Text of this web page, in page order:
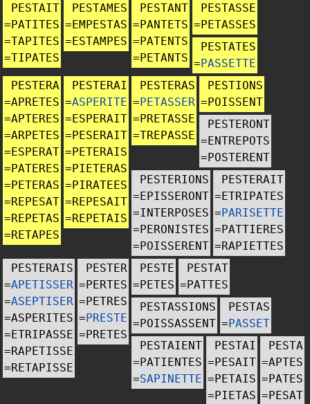
PESTAIT
=PATITES
=TAPITES
=TIPATES
PESTAMES
=EMPESTAS
=ESTAMPES
PESTANT
=PANTETS
=PATENTS
=PETANTS
PESTASSE
=PETASSES
PESTATES
=PASSETTE
PESTERA
=APRETES
=APTERES
=ARPETES
=ESPERAT
=PATERES
=PETERAS
=REPESAT
=REPETAS
=RETAPES
PESTERAI
=ASPERITE
=ESPERAIT
=PESERAIT
=PETERAIS
=PIETERAS
=PIRATEES
=REPESAIT
=REPETAIS
PESTERAS
=PETASSER
=PRETASSE
=TREPASSE
PESTIONS
=POISSENT
PESTERONT
=ENTREPOTS
=POSTERENT
PESTERIONS
=EPISSERONT
=INTERPOSES
=PERONISTES
=POISSERENT
PESTERAIT
=ETRIPATES
=PARISETTE
=PATTIERES
=RAPIETTES
PESTERAIS
=APETISSER
=ASEPTISER
=ASPERITES
=ETRIPASSE
=RAPETISSE
=RETAPISSE
PESTER
=PERTES
=PETRES
=PRESTE
=PRETES
PESTE
=PETES
PESTAT
=PATTES
PESTASSIONS
=POISSASSENT
PESTAS
=PASSET
PESTAIENT
=PATIENTES
=SAPINETTE
PESTAI
=PESAIT
=PETAIS
=PIETAS
PESTA
=APTES
=PATES
=PESAT